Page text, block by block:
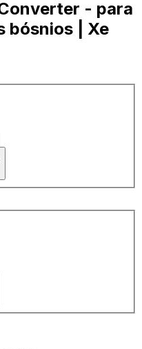
- para
bósnios | Xe